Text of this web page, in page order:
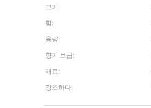
크기:
힘:
용량:
향기 보급:
재료:
강조하다: